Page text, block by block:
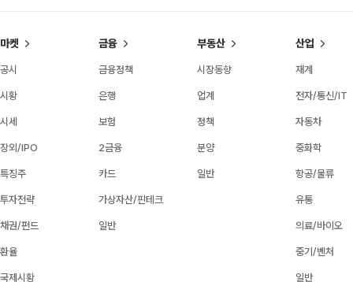
마켓
공시
시황
시세
장외/IPO
특징주
투자전략
채권/펀드
환율
국제시황
금융
금융정책
은행
보험
2금융
카드
가상자산/핀테크
일반
부동산
시장동향
업계
정책
분양
일반
산업
재계
전자/통신/IT
자동차
중화학
항공/물류
유통
의료/바이오
중기/벤처
일반